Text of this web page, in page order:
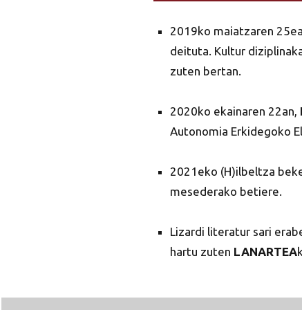
2019ko maiatzaren
deituta. Kultur
zuten bertan.
2020ko ekainaren 22an,
Autonomia Erkidegoko
2021eko (H)ilbeltza
mesederako betiere.
Lizardi literatur sari
hartu zuten LANARTEA